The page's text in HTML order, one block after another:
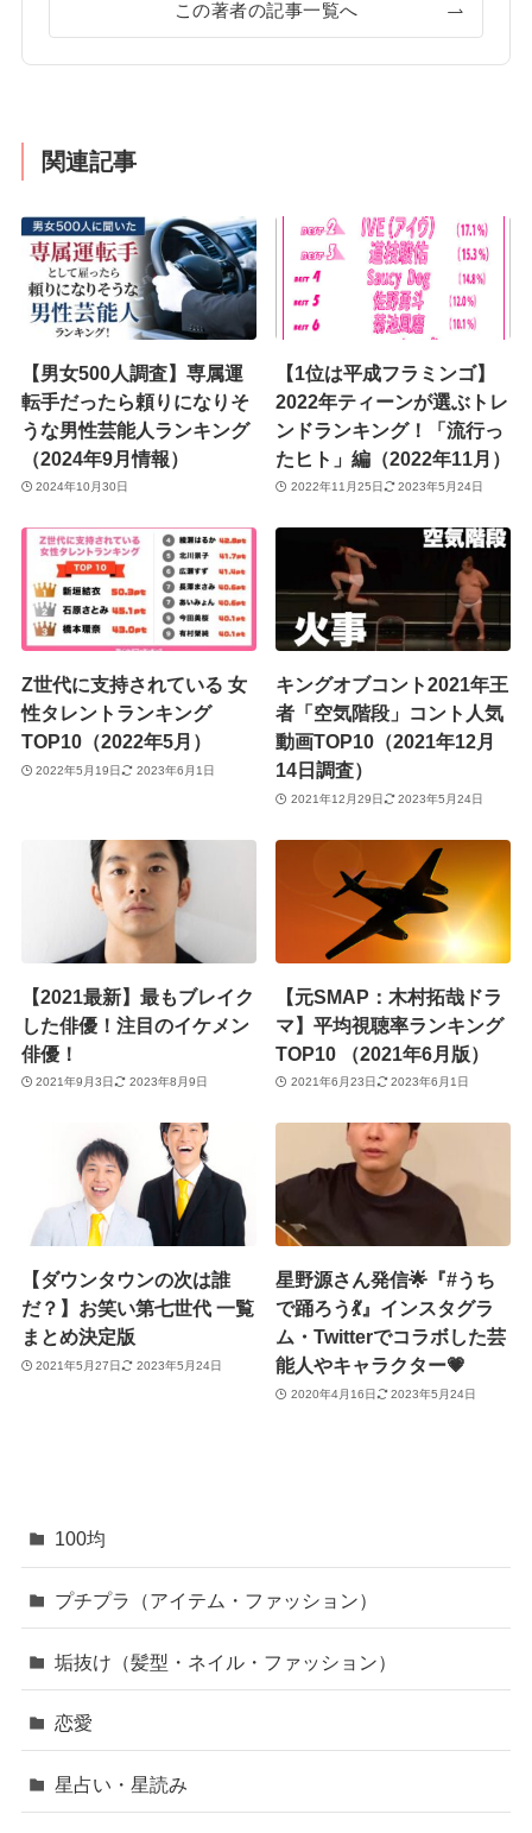
この著者の記事一覧へ
関連記事
【男女500人調査】専属運
転手だったら頼りになりそ
うな男性芸能人ランキング
（2024年9月情報）
2024年10月30日
【1位は平成フラミンゴ】
2022年ティーンが選ぶトレ
ンドランキング！「流行っ
たヒト」編（2022年11月）
2022年11月25日 2023年5月24日
Z世代に支持されている 女
性タレントランキング
TOP10（2022年5月）
2022年5月19日 2023年6月1日
キングオブコント2021年王
者「空気階段」コント人気
動画TOP10（2021年12月
14日調査）
2021年12月29日 2023年5月24日
【2021最新】最もブレイク
した俳優！注目のイケメン
俳優！
2021年9月3日 2023年8月9日
【元SMAP：木村拓哉ドラ
マ】平均視聴率ランキング
TOP10 （2021年6月版）
2021年6月23日 2023年6月1日
【ダウンタウンの次は誰
だ？】お笑い第七世代 一覧
まとめ決定版
2021年5月27日 2023年5月24日
星野源さん発信🌟『#うち
で踊ろう💃』インスタグラ
ム・Twitterでコラボした芸
能人やキャラクター💗
2020年4月16日 2023年5月24日
100均
プチプラ（アイテム・ファッション）
垢抜け（髪型・ネイル・ファッション）
恋愛
星占い・星読み